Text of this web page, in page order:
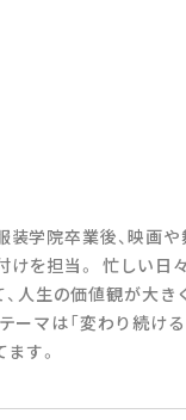
装学院卒業後、映画
けを担当。 忙しい日
人生の価値観が大き
ーマは「変わり続け
す。